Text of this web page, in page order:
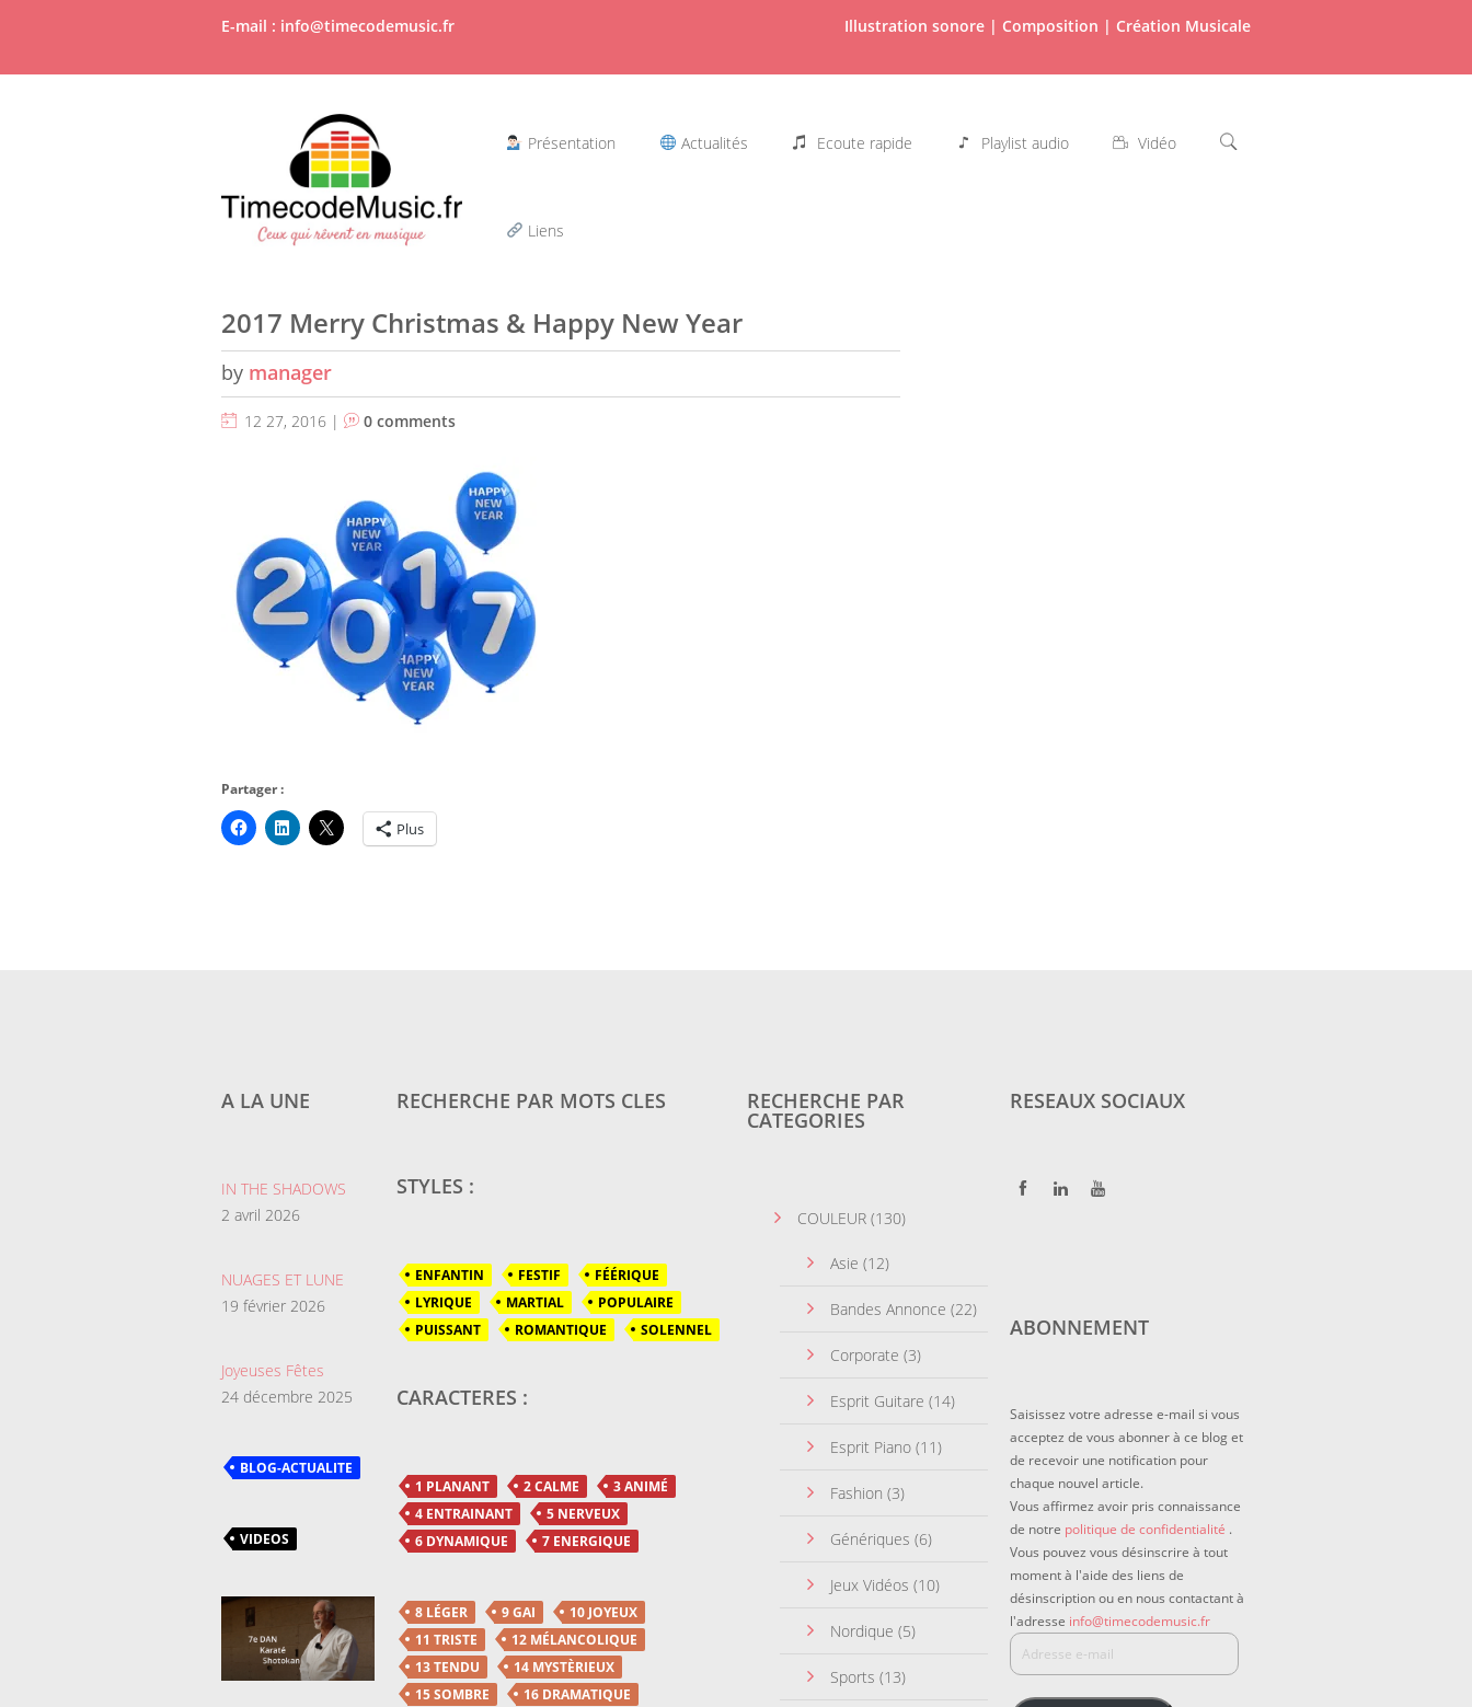
E-mail : info@timecodemusic.fr Illustration sonore | Composition | Création Musicale
Présentation Actualités Ecoute rapide Playlist audio Vidéo
Liens
2017 Merry Christmas & Happy New Year
by manager
12 27, 2016 | 0 comments
Partager :
Plus
A LA UNE
IN THE SHADOWS
2 avril 2026
NUAGES ET LUNE
19 février 2026
Joyeuses Fêtes
24 décembre 2025
BLOG-ACTUALITE
VIDEOS
RECHERCHE PAR MOTS CLES
STYLES :
ENFANTIN FESTIF
FÉÉRIQUE
LYRIQUE
MARTIAL
POPULAIRE
PUISSANT
ROMANTIQUE SOLENNEL
CARACTERES :
1 PLANANT 2 CALME
3 ANIMÉ
4 ENTRAINANT
5 NERVEUX
6 DYNAMIQUE
7 ENERGIQUE
8 LÉGER 9 GAI
10 JOYEUX
11 TRISTE
12 MÉLANCOLIQUE
13 TENDU
14 MYSTÈRIEUX
15 SOMBRE
16 DRAMATIQUE
RECHERCHE PAR
CATEGORIES
COULEUR (130)
Asie (12)
Bandes Annonce (22)
Corporate (3)
Esprit Guitare (14)
Esprit Piano (11)
Fashion (3)
Génériques (6)
Jeux Vidéos (10)
Nordique (5)
Sports (13)
RESEAUX SOCIAUX
ABONNEMENT
Saisissez votre adresse e-mail si vous
acceptez de vous abonner à ce blog et
de recevoir une notification pour
chaque nouvel article.
Vous affirmez avoir pris connaissance
de notre politique de confidentialité .
Vous pouvez vous désinscrire à tout
moment à l'aide des liens de
désinscription ou en nous contactant à
l'adresse info@timecodemusic.fr